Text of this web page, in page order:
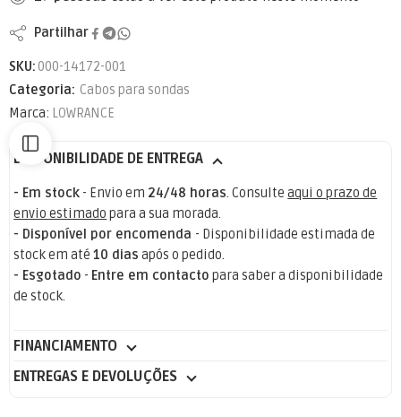
Partilhar
SKU: 000-14172-001
Categoria: Cabos para sondas
Marca: LOWRANCE
DISPONIBILIDADE DE ENTREGA
- Em stock - Envio em 24/48 horas. Consulteaqui o prazo de
envio estimado para a sua morada.
- Disponível por encomenda - Disponibilidade estimada de
stock em até10 dias após o pedido.
- Esgotado - Entre em contacto para saber a disponibilidade
de stock.
FINANCIAMENTO
ENTREGAS E DEVOLUÇÕES